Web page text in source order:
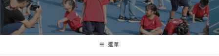
選單